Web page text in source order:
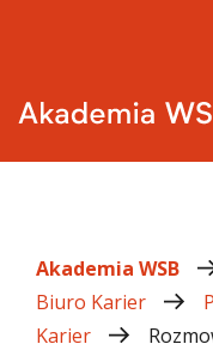
Akademia WSB
Biuro Karier
Karier